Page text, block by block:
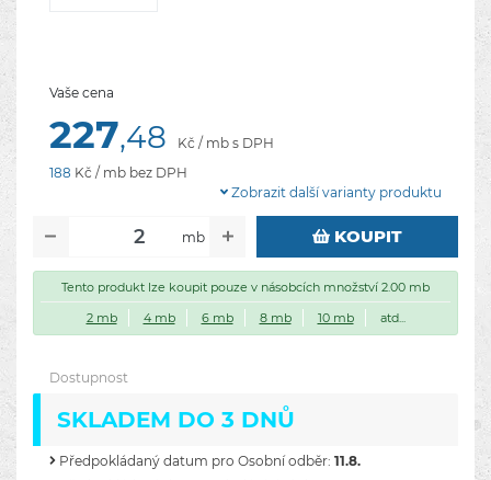
Vaše cena
227,48
Kč / mb s DPH
188 Kč / mb bez DPH
Zobrazit další varianty produktu
mb KOUPIT
Tento produkt lze koupit pouze v násobcích množství 2.00 mb
2 mb
4 mb 6 mb 8 mb 10 mb atd...
Dostupnost
SKLADEM DO 3 DNŮ
Předpokládaný datum pro Osobní odběr: 11.8.